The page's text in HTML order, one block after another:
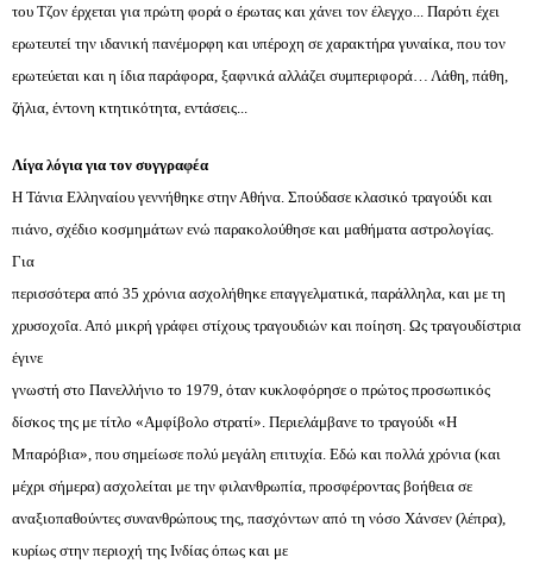
του Τζον έρχεται για πρώτη φορά ο έρωτας και χάνει τον έλεγχο... Παρότι έχει
ερωτευτεί την ιδανική πανέμορφη και υπέροχη σε χαρακτήρα γυναίκα, που τον
ερωτεύεται και η ίδια παράφορα, ξαφνικά αλλάζει συμπεριφορά… Λάθη, πάθη,
ζήλια, έντονη κτητικότητα, εντάσεις...
Λίγα λόγια για τον συγγραφέα
Η Τάνια Ελληναίου γεννήθηκε στην Αθήνα. Σπούδασε κλασικό τραγούδι και
πιάνο, σχέδιο κοσμημάτων ενώ παρακολούθησε και μαθήματα αστρολογίας.
Για
περισσότερα από 35 χρόνια ασχολήθηκε επαγγελματικά, παράλληλα, και με τη
χρυσοχοΐα. Από μικρή γράφει στίχους τραγουδιών και ποίηση. Ως τραγουδίστρια
έγινε
γνωστή στο Πανελλήνιο το 1979, όταν κυκλοφόρησε ο πρώτος προσωπικός
δίσκος της με τίτλο «Αμφίβολο στρατί». Περιελάμβανε το τραγούδι «Η
Μπαρόβια», που σημείωσε πολύ μεγάλη επιτυχία. Εδώ και πολλά χρόνια (και
μέχρι σήμερα) ασχολείται με την φιλανθρωπία, προσφέροντας βοήθεια σε
αναξιοπαθούντες συνανθρώπους της, πασχόντων από τη νόσο Χάνσεν (λέπρα),
κυρίως στην περιοχή της Ινδίας όπως και με